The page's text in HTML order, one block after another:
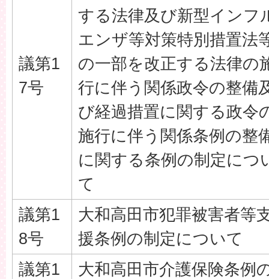
議第1
7号
する法律及び新型インフ
エンザ等対策特別措置法
の一部を改正する法律の
行に伴う関係政令の整備
び経過措置に関する政令
施行に伴う関係条例の整
に関する条例の制定につ
て
議第1
8号
大和高田市犯罪被害者等
援条例の制定について
議第1
大和高田市介護保険条例